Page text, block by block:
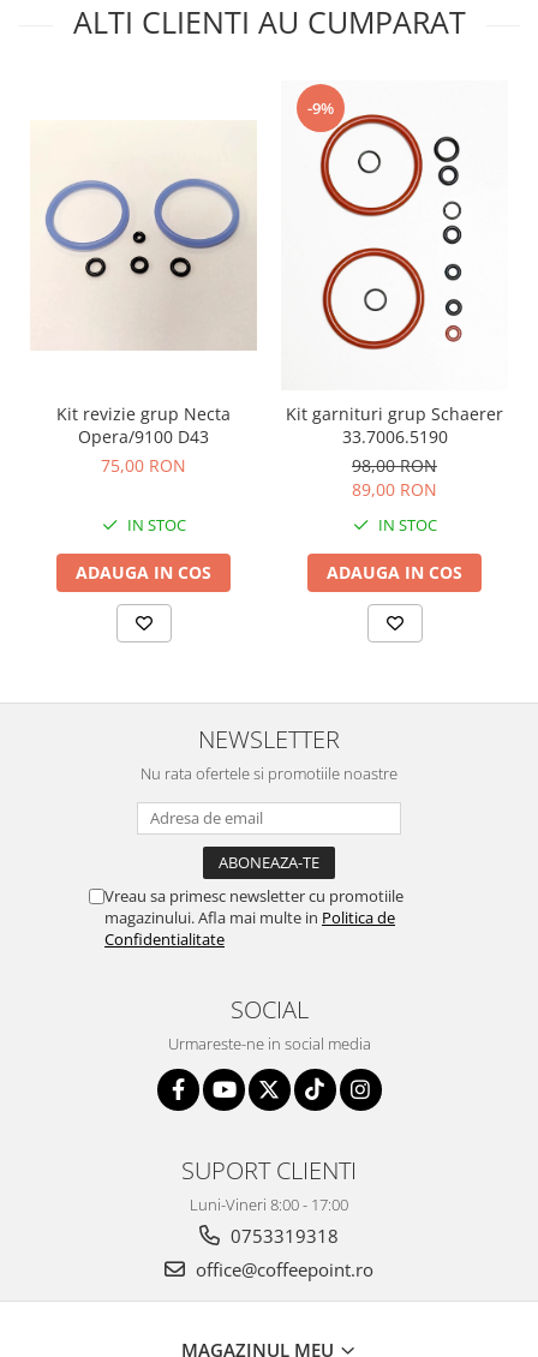
ALTI CLIENTI AU CUMPARAT
Kit revizie grup Necta
Opera/9100 D43
75,00 RON
IN STOC
ADAUGA IN COS
-9%
Kit garnituri grup Schaerer
33.7006.5190
98,00 RON
89,00 RON
IN STOC
ADAUGA IN COS
NEWSLETTER
Nu rata ofertele si promotiile noastre
Vreau sa primesc newsletter cu promotiile
magazinului. Afla mai multe in Politica de
Confidentialitate
SOCIAL
Urmareste-ne in social media
SUPORT CLIENTI
Luni-Vineri 8:00 - 17:00
0753319318
office@coffeepoint.ro
MAGAZINUL MEU